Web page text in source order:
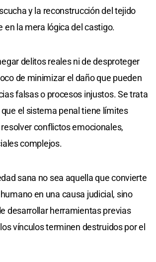
y la reconstrucción del tejido
en la mera lógica del castigo.
delitos reales ni de desproteger
de minimizar el daño que pueden
falsas o procesos injustos. Se trata
el sistema penal tiene límites
conflictos emocionales,
complejos.
sana no sea aquella que convierte
en una causa judicial, sino
desarrollar herramientas previas
vínculos terminen destruidos por el